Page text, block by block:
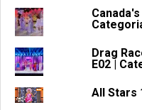
Drag
E02 |
All Stars